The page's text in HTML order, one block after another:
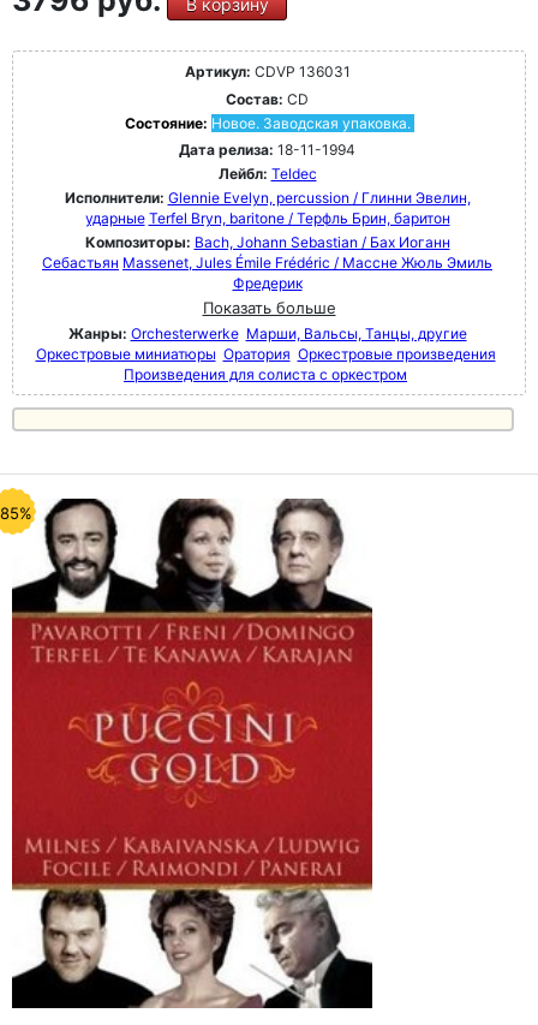
Артикул: CDVP 136031
Состав: CD
Состояние: Новое. Заводская упаковка.
Дата релиза: 18-11-1994
Лейбл: Teldec
Исполнители: Glennie Evelyn, percussion / Глинни Эвелин,
ударные Terfel Bryn, baritone / Терфль Брин, баритон
Композиторы: Bach, Johann Sebastian / Бах Иоганн
Себастьян Massenet, Jules Émile Frédéric / Массне Жюль Эмиль
Фредерик
Показать больше
Жанры: Orchesterwerke Марши, Вальсы, Танцы, другие
Оркестровые миниатюры Оратория Оркестровые произведения
Произведения для солиста с оркестром